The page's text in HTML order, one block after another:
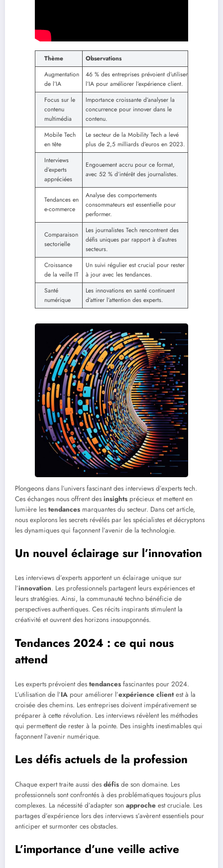
Thème
Observations
Augmentation
de l’IA
46 % des entreprises prévoient d’utiliser
l’IA pour améliorer l’expérience client.
Focus sur le
contenu
multimédia
Importance croissante d’analyser la
concurrence pour innover dans le
contenu.
Mobile Tech
en tête
Le secteur de la Mobility Tech a levé
plus de 2,5 milliards d’euros en 2023.
Interviews
d’experts
appréciées
Engouement accru pour ce format,
avec 52 % d’intérêt des journalistes.
Tendances en
e-commerce
Analyse des comportements
consommateurs est essentielle pour
performer.
Comparaison
sectorielle
Les journalistes Tech rencontrent des
défis uniques par rapport à d’autres
secteurs.
Croissance
de la veille IT
Un suivi régulier est crucial pour rester
à jour avec les tendances.
Santé
numérique
Les innovations en santé continuent
d’attirer l’attention des experts.
Plongeons dans l’univers fascinant des interviews d’experts tech.
Ces échanges nous offrent des insights précieux et mettent en
lumière les tendances marquantes du secteur. Dans cet article,
nous explorons les secrets révélés par les spécialistes et décryptons
les dynamiques qui façonnent l’avenir de la technologie.
Un nouvel éclairage sur l’innovation
Les interviews d’experts apportent un éclairage unique sur
l’innovation. Les professionnels partagent leurs expériences et
leurs stratégies. Ainsi, la communauté techno bénéficie de
perspectives authentiques. Ces récits inspirants stimulent la
créativité et ouvrent des horizons insoupçonnés.
Tendances 2024 : ce qui nous
attend
Les experts prévoient des tendances fascinantes pour 2024.
L’utilisation de l’IA pour améliorer l’expérience clientest à la
croisée des chemins. Les entreprises doivent impérativement se
préparer à cette révolution. Les interviews révèlent les méthodes
qui permettent de rester à la pointe. Des insights inestimables qui
façonnent l’avenir numérique.
Les défis actuels de la profession
Chaque expert traite aussi des défis de son domaine. Les
professionnels sont confrontés à des problématiques toujours plus
complexes. La nécessité d’adapter son approche est cruciale. Les
partages d’expérience lors des interviews s’avèrent essentiels pour
anticiper et surmonter ces obstacles.
L’importance d’une veille active